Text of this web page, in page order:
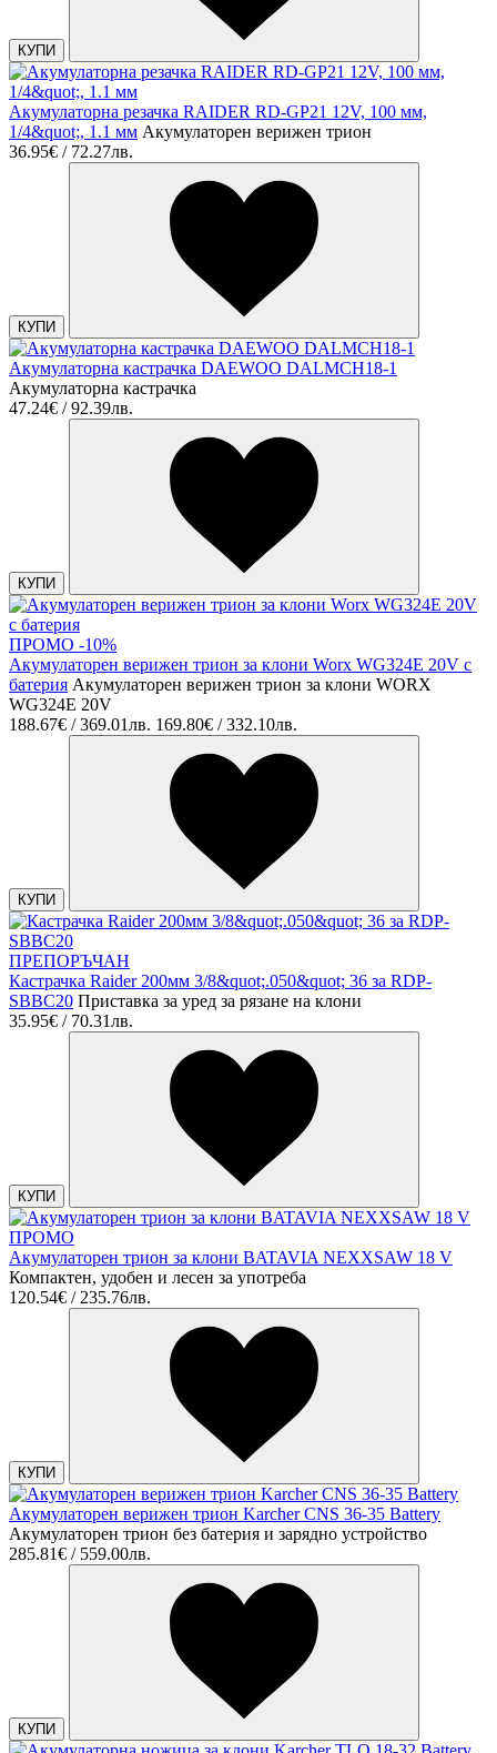
КУПИ
Акумулаторна резачка RAIDER RD-GP21 12V, 100 мм,
1/4&quot;, 1.1 мм Акумулаторен верижен трион
36.95€ / 72.27лв.
КУПИ
Акумулаторна кастрачка DAEWOO DALMCH18-1
Акумулаторна кастрачка
47.24€ / 92.39лв.
КУПИ
ПРОМО -10%
Акумулаторен верижен трион за клони Worx WG324E 20V с
батерия Акумулаторен верижен трион за клони WORX
WG324E 20V
188.67€ / 369.01лв. 169.80€ / 332.10лв.
КУПИ
ПРЕПОРЪЧАН
Кастрачка Raider 200мм 3/8&quot;.050&quot; 36 за RDP-
SBBC20 Приставка за уред за рязане на клони
35.95€ / 70.31лв.
КУПИ
ПРОМО
Акумулаторен трион за клони BATAVIA NEXXSAW 18 V
Компактен, удобен и лесен за употреба
120.54€ / 235.76лв.
КУПИ
Акумулаторен верижен трион Karcher CNS 36-35 Battery
Акумулаторен трион без батерия и зарядно устройство
285.81€ / 559.00лв.
КУПИ